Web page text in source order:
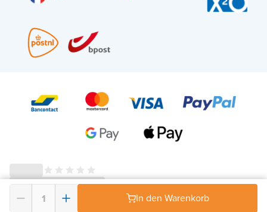
In den Warenkorb
© 2026 - X²O Badezimmer – USt-IdNr: BE0627.861.895-AGB Widerrufsrecht